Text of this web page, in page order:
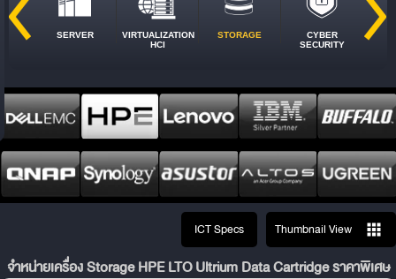
SERVER
VIRTUALIZATION
HCI
STORAGE
CYBER
SECURITY
ICT Specs Thumbnail View
จำหน่ายเครื่อง Storage HPE LTO Ultrium Data Cartridge ราคาพิเศษ